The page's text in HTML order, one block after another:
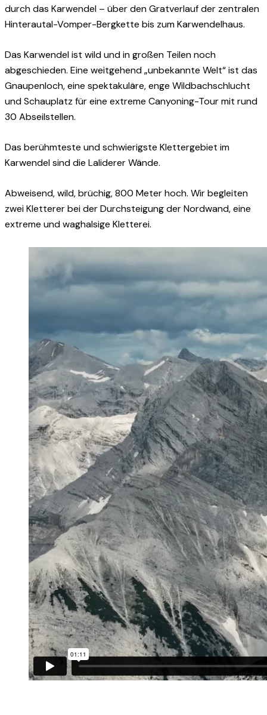
durch das Karwendel – über den Gratverlauf der zentralen
Hinterautal-Vomper-Bergkette bis zum Karwendelhaus.
Das Karwendel ist wild und in großen Teilen noch
abgeschieden. Eine weitgehend „unbekannte Welt“ ist das
Gnaupenloch, eine spektakuläre, enge Wildbachschlucht
und Schauplatz für eine extreme Canyoning-Tour mit rund
30 Abseilstellen.
Das berühmteste und schwierigste Klettergebiet im
Karwendel sind die Laliderer Wände.
Abweisend, wild, brüchig, 800 Meter hoch. Wir begleiten
zwei Kletterer bei der Durchsteigung der Nordwand, eine
extreme und waghalsige Kletterei.